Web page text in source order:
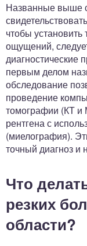
Названные выше
чтобы
ощущений,
диагностические
первым делом
обследование
проведение
томографии (КТ и
рентгена с
(миелография).
точный диагноз и
Что
резких
области?